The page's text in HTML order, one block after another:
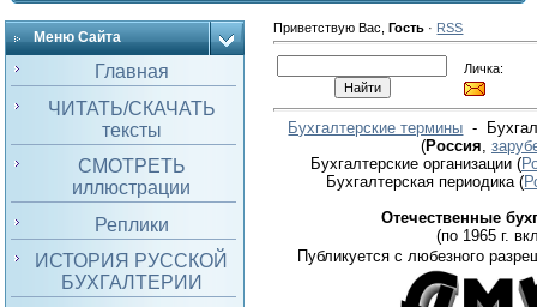
Меню Сайта
Главная
ЧИТАТЬ/СКАЧАТЬ
тексты
СМОТРЕТЬ
иллюстрации
Реплики
ИСТОРИЯ РУССКОЙ
БУХГАЛТЕРИИ
Приветствую Вас ,Гость · RSS
Личка:
Бухгалтерские термины -
(Россия
Бухгалтерские организации (
Бухгалтерская периодика(
Отечественные
(по 1965 г.
Публикуется с любезного